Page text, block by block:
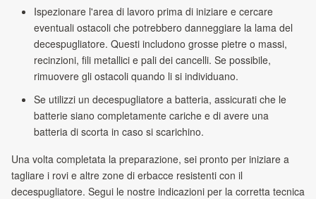
Ispezionare l'area di lavoro prima di iniziare e cercare
eventuali ostacoli che potrebbero danneggiare la lama del
decespugliatore. Questi includono grosse pietre o massi,
recinzioni, fili metallici e pali dei cancelli. Se possibile,
rimuovere gli ostacoli quando li si individuano.
Se utilizzi un decespugliatore a batteria, assicurati che le
batterie siano completamente cariche e di avere una
batteria di scorta in caso si scarichino.
Una volta completata la preparazione, sei pronto per iniziare a
tagliare i rovi e altre zone di erbacce resistenti con il
decespugliatore. Segui le nostre indicazioni per la corretta tecnica